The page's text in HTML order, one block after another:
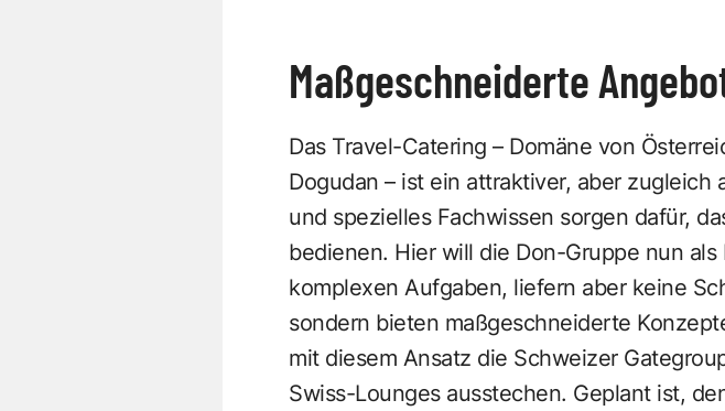
Maßgeschneiderte
Das Travel-Catering – Domäne von
Dogudan – ist ein attraktiver, aber
und spezielles Fachwissen sorgen dafür,
bedienen. Hier will die Don-Gruppe nun
komplexen Aufgaben, liefern aber keine
sondern bieten maßgeschneiderte
mit diesem Ansatz die Schweizer
Swiss-Lounges ausstechen. Geplant ist,